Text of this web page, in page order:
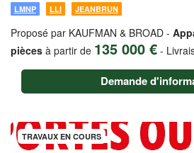
LMNP LLI JEANBRUN
Proposé par KAUFMAN & BROAD -
pièces à partir de 135 000 € -
Demande
TRAVAUX EN COURS